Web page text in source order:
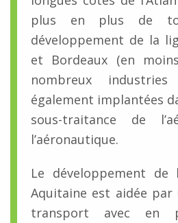
plus en plus de
développement de la
et Bordeaux (en
nombreux
également implantées
sous-traitance de
l’aéronautique.
Le développement de
Aquitaine est aidée par
transport avec en